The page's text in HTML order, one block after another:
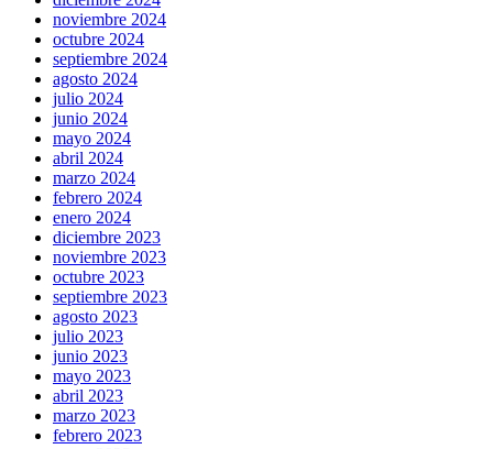
noviembre 2024
octubre 2024
septiembre 2024
agosto 2024
julio 2024
junio 2024
mayo 2024
abril 2024
marzo 2024
febrero 2024
enero 2024
diciembre 2023
noviembre 2023
octubre 2023
septiembre 2023
agosto 2023
julio 2023
junio 2023
mayo 2023
abril 2023
marzo 2023
febrero 2023